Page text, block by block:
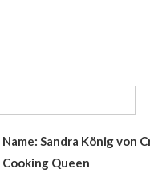
Name: Sandra König von
Cooking Queen